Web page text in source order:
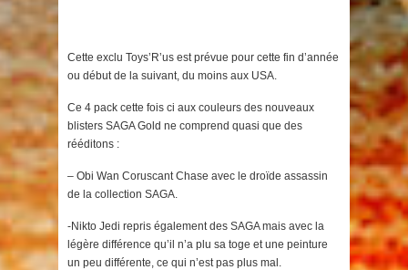
Cette exclu Toys’R’us est prévue pour cette fin d’année
ou début de la suivant, du moins aux USA.
Ce 4 pack cette fois ci aux couleurs des nouveaux
blisters SAGA Gold ne comprend quasi que des
rééditons :
– Obi Wan Coruscant Chase avec le droïde assassin
de la collection SAGA.
-Nikto Jedi repris également des SAGA mais avec la
légère différence qu’il n’a plu sa toge et une peinture
un peu différente, ce qui n’est pas plus mal.